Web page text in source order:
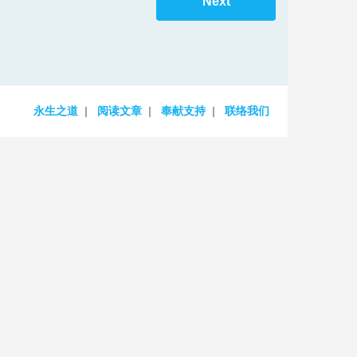
永生之道 阅读文章 奉献支持 联络我们